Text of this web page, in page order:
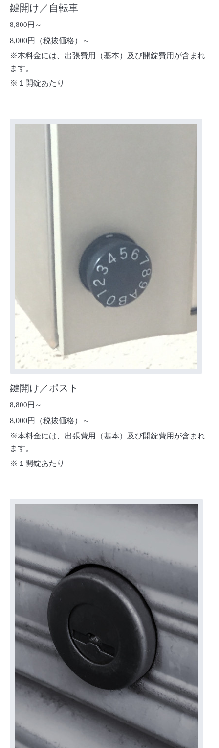
鍵開け／自転車
8,800円～
8,000円（税抜価格）～
※本料金には、出張費用（基本）及び開錠費用が含まれ
ます。
※１開錠あたり
鍵開け／ポスト
8,800円～
8,000円（税抜価格）～
※本料金には、出張費用（基本）及び開錠費用が含まれ
ます。
※１開錠あたり